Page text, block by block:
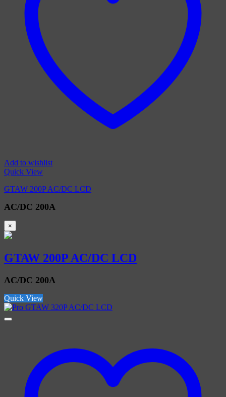
Add to wishlist
Quick View
GTAW 200P AC/DC LCD
AC/DC 200A
×
GTAW 200P AC/DC LCD
AC/DC 200A
Quick View